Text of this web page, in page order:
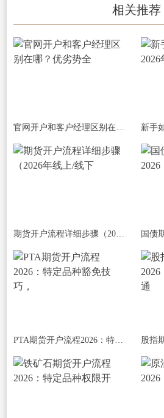
相关推荐
官网开户和客户经理区别在哪？优劣势全
期货开户流程详细步骤（2026年线上/线下
PTA期货开户流程2026：特定品种豁免技巧，